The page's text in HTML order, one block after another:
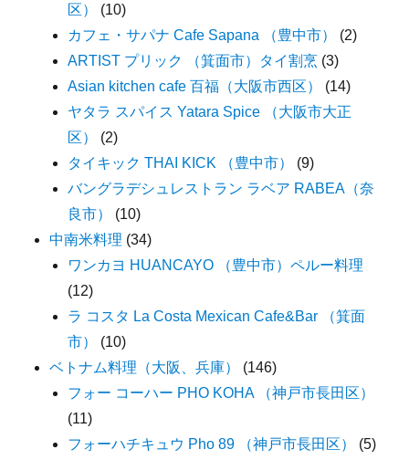
区）
(10)
カフェ・サパナ Cafe Sapana （豊中市）
(2)
ARTIST プリック （箕面市）タイ割烹 (3)
Asian kitchen cafe 百福（大阪市西区）
(14)
ヤタラ スパイス Yatara Spice （大阪市大正
区）
(2)
タイキック THAI KICK （豊中市）
(9)
バングラデシュレストラン ラベア RABEA（奈
良市）
(10)
中南米料理 (34)
ワンカヨ HUANCAYO （豊中市）ペルー料理
(12)
ラ コスタ La Costa Mexican Cafe&Bar （箕面
市）
(10)
ベトナム料理（大阪、兵庫）
(146)
フォー コーハー PHO KOHA （神戸市長田区）
(11)
フォーハチキュウ Pho 89 （神戸市長田区）
(5)